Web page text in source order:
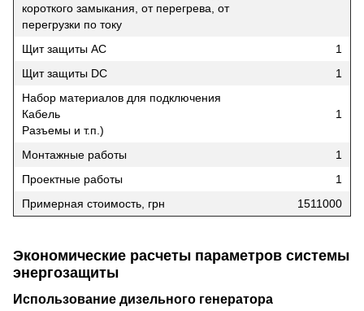
короткого замыкания, от перегрева, от
перегрузки по току
Щит защиты АС
1
Щит защиты DC
1
Набор материалов для подключения
Кабель
Разъемы и т.п.)
1
Монтажные работы
1
Проектные работы
1
Примерная стоимость, грн
1511000
Экономические расчеты параметров системы
энергозащиты
Использование дизельного генератора